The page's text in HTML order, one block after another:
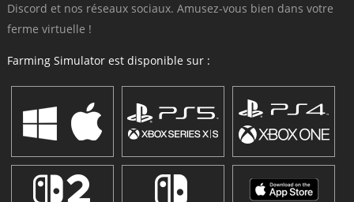
Discord et nos réseaux sociaux. Amusez-vous bien dans votre
ferme virtuelle !
Farming Simulator est disponible sur :